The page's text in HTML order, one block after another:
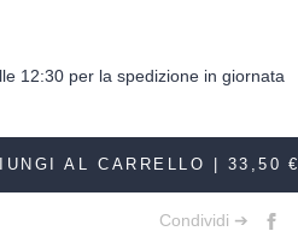
12:30 per la spedizione in giornata
AL CARRELLO | 33,50 €
Condividi ➔